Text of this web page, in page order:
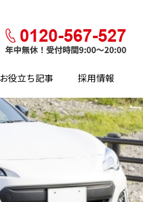
お役立ち記事 採用情報